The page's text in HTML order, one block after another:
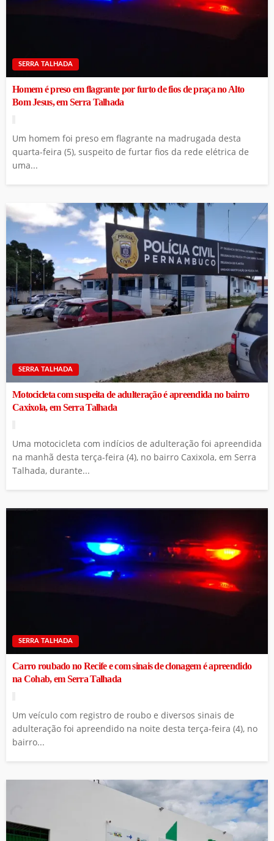
SERRA TALHADA
Homem é preso em flagrante por furto de fios de praça no Alto
Bom Jesus, em Serra Talhada
Um homem foi preso em flagrante na madrugada desta
quarta-feira (5), suspeito de furtar fios da rede elétrica de
uma...
SERRA TALHADA
Motocicleta com suspeita de adulteração é apreendida no bairro
Caxixola, em Serra Talhada
Uma motocicleta com indícios de adulteração foi apreendida
na manhã desta terça-feira (4), no bairro Caxixola, em Serra
Talhada, durante...
SERRA TALHADA
Carro roubado no Recife e com sinais de clonagem é apreendido
na Cohab, em Serra Talhada
Um veículo com registro de roubo e diversos sinais de
adulteração foi apreendido na noite desta terça-feira (4), no
bairro...